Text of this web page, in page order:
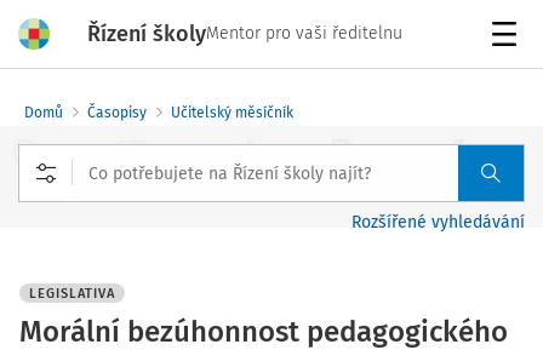
Řízení školyMentor pro vaši ředitelnu
Domů Časopisy Učitelský měsíčník
Rozšířené vyhledávání
LEGISLATIVA
Morální bezúhonnost pedagogického